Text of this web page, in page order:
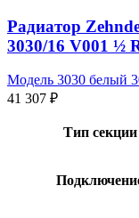
Радиатор
3030/16 V001 ½
Модель 3030 белый
41 307 ₽
Тип секции